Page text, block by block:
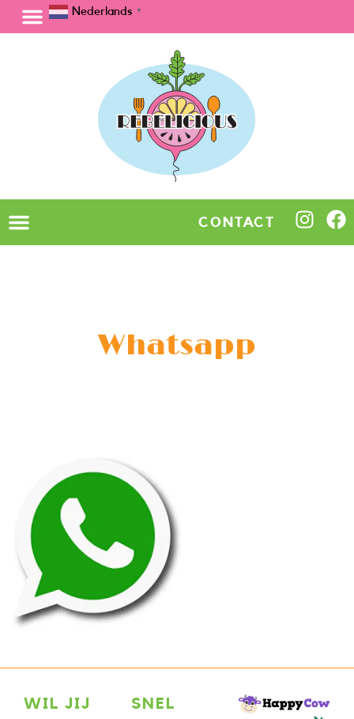
Nederlands ▼
CONTACT
Whatsapp
WIL JIJ
SNEL